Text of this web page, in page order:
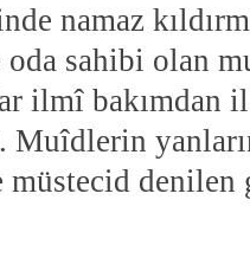
namaz
oda sahibi olan
ilmî bakımdan
Muîdlerin
müstecid denilen